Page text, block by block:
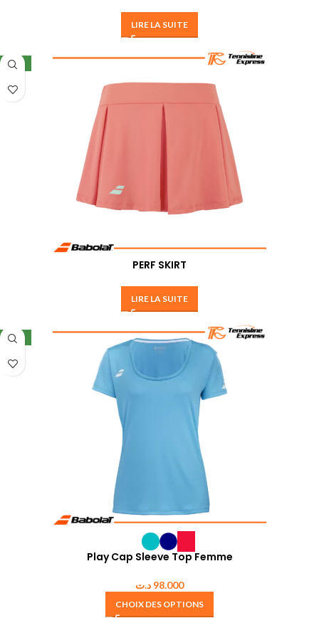
LIRE LA SUITE
NEW
PERF SKIRT
LIRE LA SUITE
NEW
Play Cap Sleeve Top Femme
98.000 د.ت
CHOIX DES OPTIONS